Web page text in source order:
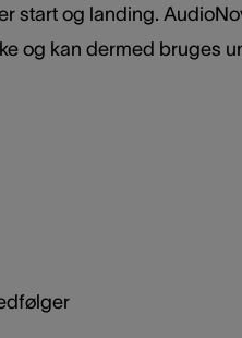
start og landing.
og kan dermed bruges